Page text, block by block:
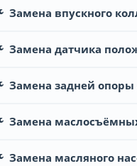
Замена впускного
Замена датчика
Замена задней опоры
Замена
Замена масляного